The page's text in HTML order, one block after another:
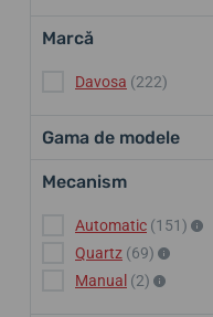
Marcă
Davosa (222)
Gama de modele
Mecanism
Automatic (151)
Quartz (69)
Manual (2)